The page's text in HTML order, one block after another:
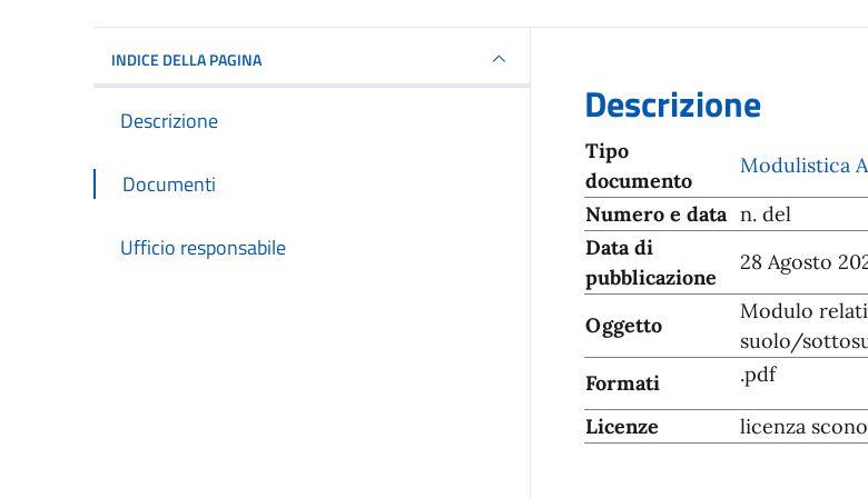
INDICE DELLA PAGINA
Descrizione
Documenti
Ufficio responsabile
Descrizione
Tipo
documento
Modulistica
Numero e data n. del
Data di
pubblicazione
28 Agosto
Oggetto
Modulo
suolo/
Formati
.pdf
Licenze licenza